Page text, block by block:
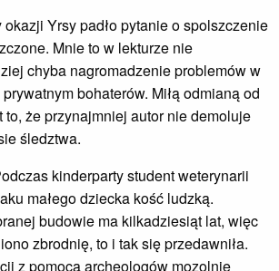
okazji Yrsy padło pytanie o spolszczenie
Mnie to w lekturze nie
chyba nagromadzenie problemów w
bohaterów. Miłą odmianą od
że przynajmniej autor nie demoluje
śledztwa.
kinderparty student weterynarii
małego dziecka kość ludzką.
budowie ma kilkadziesiąt lat, więc
zbrodnię, to i tak się przedawniła.
z pomocą archeologów mozolnie